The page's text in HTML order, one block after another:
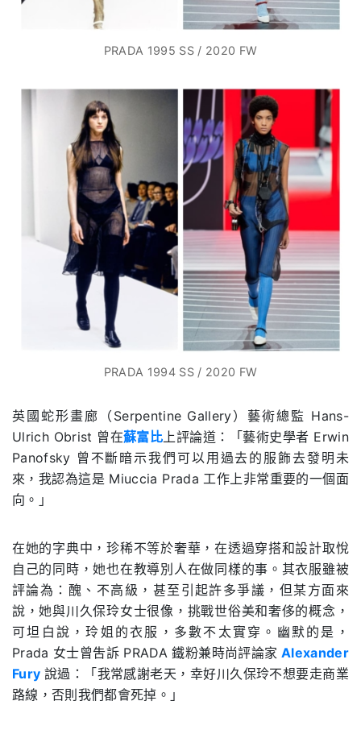
PRADA 1995 SS / 2020 FW
PRADA 1994 SS / 2020 FW
英國蛇形畫廊（Serpentine Gallery）藝術總監 Hans-
Ulrich Obrist 曾在蘇富比上評論道：「藝術史學者 Erwin
Panofsky 曾不斷暗示我們可以用過去的服飾去發明未
來，我認為這是 Miuccia Prada 工作上非常重要的一個面
向。」
在她的字典中，珍稀不等於奢華，在透過穿搭和設計取悅
自己的同時，她也在教導別人在做同樣的事。其衣服雖被
評論為：醜、不高級，甚至引起許多爭議，但某方面來
說，她與川久保玲女士很像，挑戰世俗美和奢侈的概念，
可坦白說，玲姐的衣服，多數不太實穿。幽默的是，
Prada 女士曾吿訴 PRADA鐵粉兼時尚評論家 Alexander
Fury 說過：「我常感謝老天，幸好川久保玲不想要走商業
路線，否則我們都會死掉。」